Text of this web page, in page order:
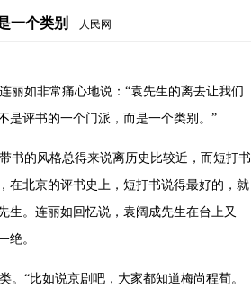
一个类别 人民网
如非常痛心地说：“袁先生的离去让我们
是评书的一个门派，而是一个类别。”
书的风格总得来说离历史比较近，而短打书
在北京的评书史上，短打书说得最好的，就
生。连丽如回忆说，袁阔成先生在台上又
绝。
“比如说京剧吧，大家都知道梅尚程荀。